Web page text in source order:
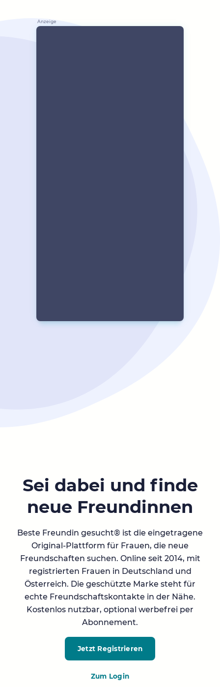
Sei dabei und finde
neue Freundinnen
Beste Freundin gesucht® ist die eingetragene
Original-Plattform für Frauen, die neue
Freundschaften suchen. Online seit 2014, mit
registrierten Frauen in Deutschland und
Österreich. Die geschützte Marke steht für
echte Freundschaftskontakte in der Nähe.
Kostenlos nutzbar, optional werbefrei per
Abonnement.
Jetzt Registrieren
Zum Login